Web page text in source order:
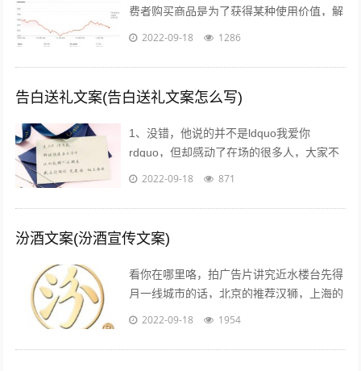
费者购买商品是为了获得某种使用价值，解
决自身的生活消费需求，而不是为了盈利去
2022-09-18 1286
告白送礼文案(告白送礼文案怎么写)
1、没错，他说的并不是ldquo我爱你
rdquo，但却感动了在场的很多人，大家不
约而同的为他鼓掌所以我说，真正适合520
2022-09-18 871
汾酒文案(汾酒宣传文案)
看你在哪里咯，拍广告片讲究近水楼台先得
月一线城市的话，北京的推荐汉狮，上海的
赤马，广州的平方影视，深圳的就宝视达了
2022-09-18 1954